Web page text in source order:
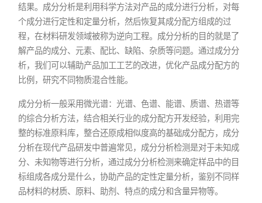
结果。成分分析是利用科学方法对产品的成分进行分析，对每
个成分进行定性和定量分析，然后恢复其成分配方组成的过
程，在材料研发领域被称为逆向工程。成分分析的目的就是了
解产品的成分、元素、配比、缺陷、杂质等问题。通过成分分
析，我们可以辅助产品加工工艺的改进，优化产品成分配方的
比例，研究不同物质混合性能。
成分分析一般采用微光谱：光谱、色谱、能谱、质谱、热谱等
的综合分析方法，结合相关行业的成分配方开发经验，利用完
整的标准原料库，整合还原成相似度高的基础成分配方，成分
分析在现代产品研发中普遍常见，成分分析检测是对于未知成
分、未知物等进行分析，通过成分分析检测来确定样品中的目
标组成各成分是什么，协助产品的定性定量分析，鉴别不同样
品材料的材质、原料、助剂、特点的成分和含量异物等。